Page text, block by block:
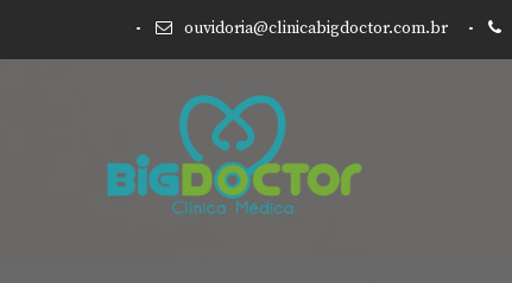
ouvidoria@clinicabigdoctor.com.br